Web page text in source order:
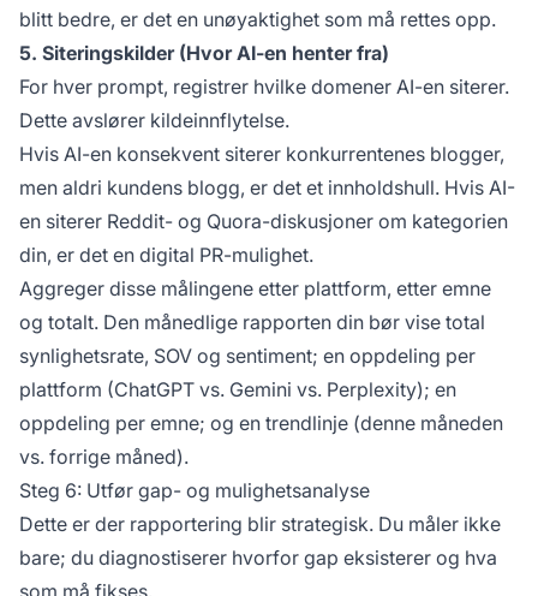
blitt bedre, er det en unøyaktighet som må rettes opp.
5. Siteringskilder (Hvor AI-en henter fra)
For hver prompt, registrer hvilke domener AI-en siterer.
Dette avslører kildeinnflytelse.
Hvis AI-en konsekvent siterer konkurrentenes blogger,
men aldri kundens blogg, er det et innholdshull. Hvis AI-
en siterer Reddit- og Quora-diskusjoner om kategorien
din, er det en digital PR-mulighet.
Aggreger disse målingene etter plattform, etter emne
og totalt. Den månedlige rapporten din bør vise total
synlighetsrate, SOV og sentiment; en oppdeling per
plattform (ChatGPT vs. Gemini vs. Perplexity); en
oppdeling per emne; og en trendlinje (denne måneden
vs. forrige måned).
Steg 6: Utfør gap- og mulighetsanalyse
Dette er der rapportering blir strategisk. Du måler ikke
bare; du diagnostiserer hvorfor gap eksisterer og hva
som må fikses.